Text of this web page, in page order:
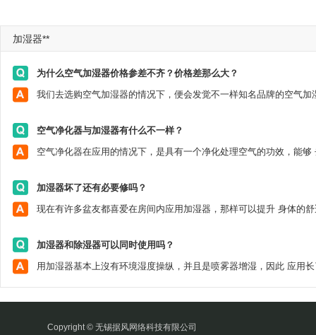
加湿器**
为什么空气加湿器价格参差不齐？价格差那么大？
空气净化器与加湿器有什么不一样？
加湿器坏了还有必要修吗？
加湿器和除湿器可以同时使用吗？
Copyright © 无锡据风网络科技有限公司